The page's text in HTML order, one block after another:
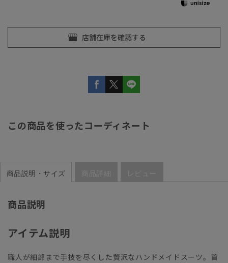
この商品を使ったコーディネート
商品説明・サイズ 商品詳細 レビュー
商品説明
アイテム説明
職人が細部まで手技を尽くした贅沢なハンドメイドスーツ。首